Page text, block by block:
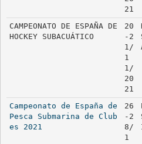
21
CAMPEONATO DE ESPAÑA DE
HOCKEY SUBACUÁTICO
20
-2
1/
1
1/
20
21
Campeonato de España de
Pesca Submarina de Club
es 2021
26
-2
8/
1